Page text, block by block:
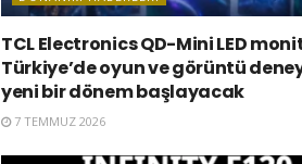
TCL Electronics QD-Mini LED
Türkiye’de oyun ve görüntü
yeni bir dönem başlayacak
7 TEMMUZ 2026